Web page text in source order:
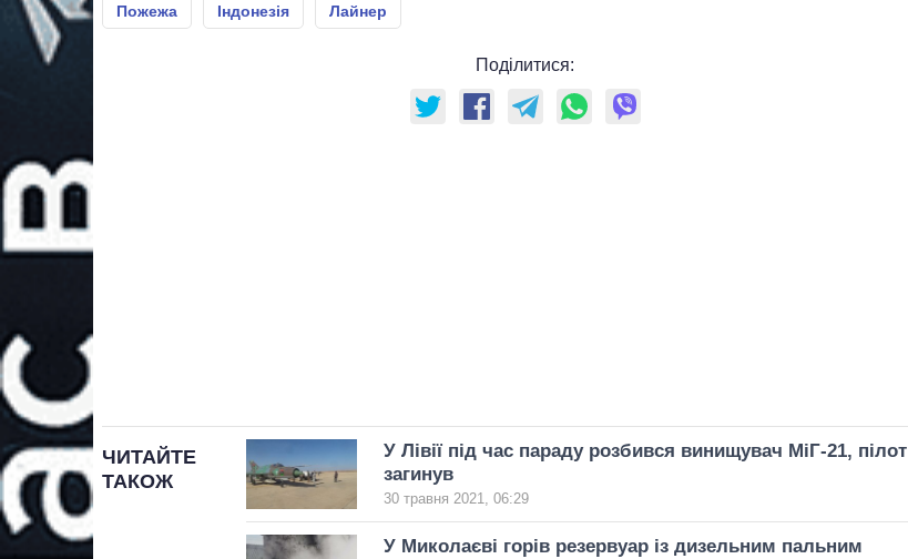
Пожежа Індонезія Лайнер
Поділитися:
ЧИТАЙТЕ
ТАКОЖ
У Лівії під час параду розбився винищувач МіГ-21, пілот
загинув
30 травня 2021, 06:29
У Миколаєві горів резервуар із дизельним пальним